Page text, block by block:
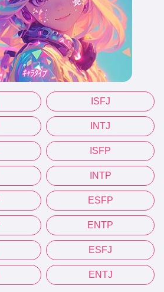
ISFJ
INTJ
ISFP
INTP
ESFP
ENTP
ESFJ
ENTJ